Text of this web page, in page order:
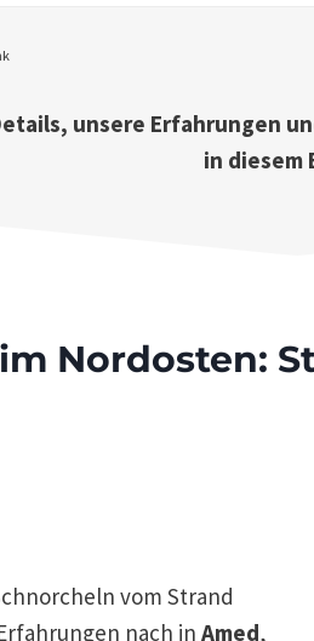
unsere Erfahrungen
in diesem
Nordosten:
vom Strand
nach in Amed,